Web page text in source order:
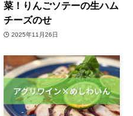
菜！りんごソテーの生ハム
チーズのせ
2025年11月26日